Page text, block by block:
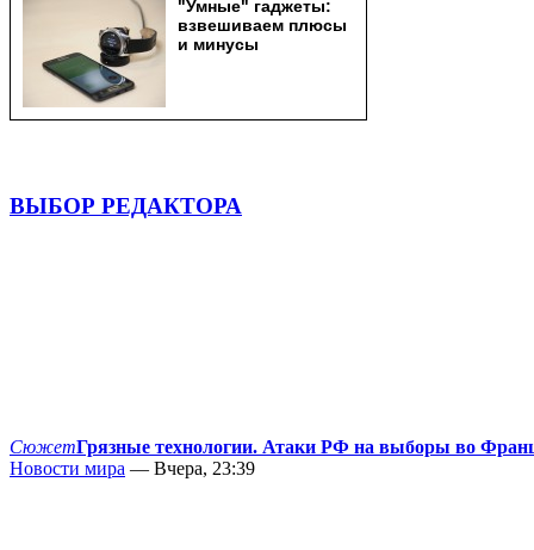
ВЫБОР РЕДАКТОРА
СюжетГрязные технологии. Атаки РФ на выборы во
Новости мира — Вчера, 23:39